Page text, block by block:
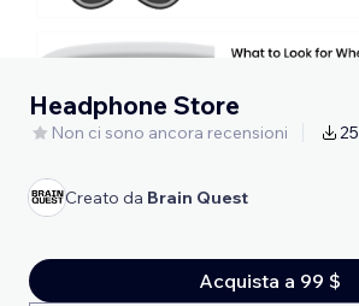
Headphone Store
Non ci sono ancora recensioni 25
Creato da Brain Quest
Acquista a 99 $